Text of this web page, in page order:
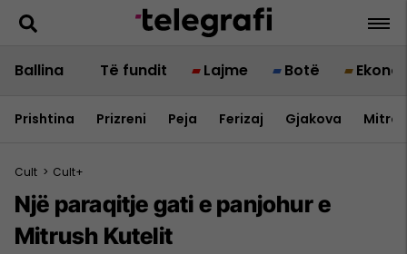
Ballina Të fundit Lajme Botë
Prishtina Prizreni Peja Ferizaj Gjakova
Cult > Cult+
Një paraqitje gati e panjohur e
Mitrush Kutelit